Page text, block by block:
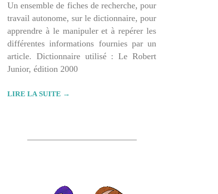
Un ensemble de fiches de recherche, pour
travail autonome, sur le dictionnaire, pour
apprendre à le manipuler et à repérer les
différentes informations fournies par un
article. Dictionnaire utilisé : Le Robert
Junior, édition 2000
LIRE LA SUITE →